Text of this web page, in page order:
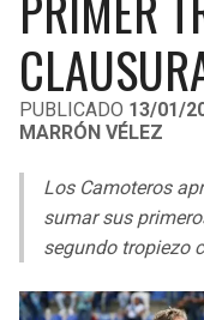
LIGA DE EXPANSIÓN
LEAGUES CUP
UEFA EUROPA LEAGUE
UEFA CONFERENCE
MLS
COPA LIBERTADORES
COPA SUDAMERICANA
RAIDERS
CHARGERS
RAVENS
BENGALS
BROWNS
CAVALIERS
PISTONS
PACERS
BUCKS
HAWKS
PUBLICADO 13/01/
MARRÓN VÉLEZ
Los Camoteros
sumar sus
segundo tropiezo